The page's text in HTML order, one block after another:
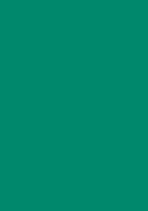
Via Agnini
ISCRIVITI